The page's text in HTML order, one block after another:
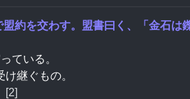
約を交わす。盟書曰く、「金石
ている。
継ぐもの。
[2]